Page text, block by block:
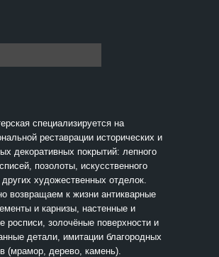
специализируется на
реставрации исторических и
декоративных покрытий: лепного
позолоты, искусственного
художественных отделок.
возвращаем к жизни антикварные
и карнизы, настенные и
росписи, золочёные поверхности и
детали, имитации благородных
(мрамор, дерево, камень).